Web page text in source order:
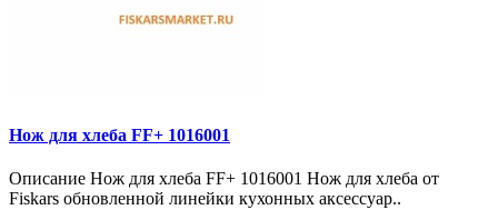
Нож для хлеба FF+ 1016001
Описание Нож для хлеба FF+ 1016001 Нож для хлеба от
Fiskars обновленной линейки кухонных аксессуар..